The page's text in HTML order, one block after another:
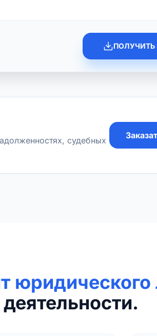
ПОЛУЧИТЬ
судебных
юридического